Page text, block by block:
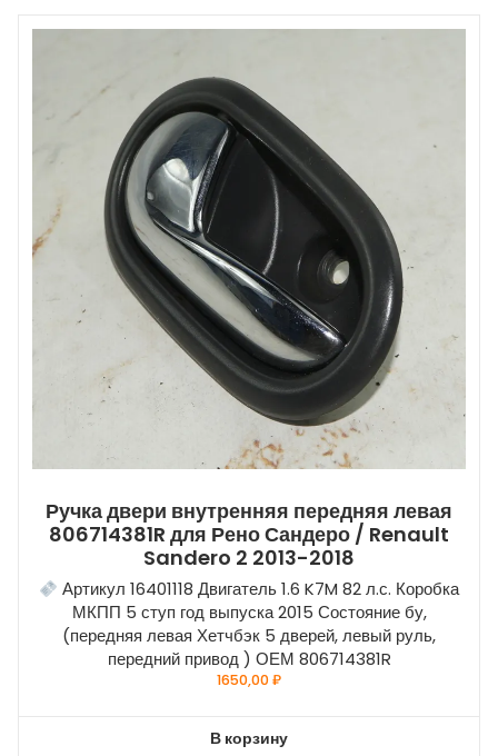
Ручка двери внутренняя передняя левая
806714381R для Рено Сандеро / Renault
Sandero 2 2013-2018
Артикул 16401118 Двигатель 1.6 K7M 82 л.с. Коробка
МКПП 5 ступ год выпуска 2015 Состояние бу,
(передняя левая Хетчбэк 5 дверей, левый руль,
передний привод ) ОЕМ 806714381R
1650,00₽
В корзину